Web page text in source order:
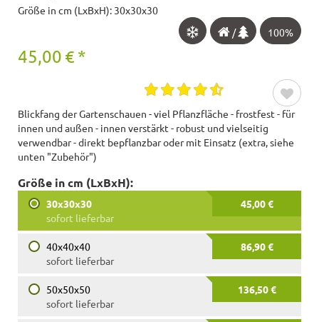
Größe in cm (LxBxH): 30x30x30
100%
/
45,00 € *
Blickfang der Gartenschauen - viel Pflanzfläche - frostfest - für
innen und außen - innen verstärkt - robust und vielseitig
verwendbar - direkt bepflanzbar oder mit Einsatz (extra, siehe
unten "Zubehör")
Größe in cm (LxBxH):
30x30x30
45,00 €
sofort lieferbar
40x40x40
86,90 €
sofort lieferbar
50x50x50
136,50 €
sofort lieferbar